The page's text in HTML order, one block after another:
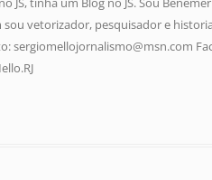
sou vetorizador, pesquisador e
sergiomellojornalismo@msn.com